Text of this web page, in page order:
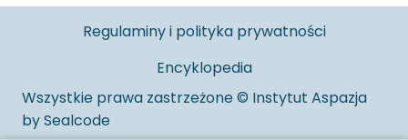
Regulaminy i polityka prywatności
Encyklopedia
Wszystkie prawa zastrzeżone © Instytut Aspazja
bySealcode